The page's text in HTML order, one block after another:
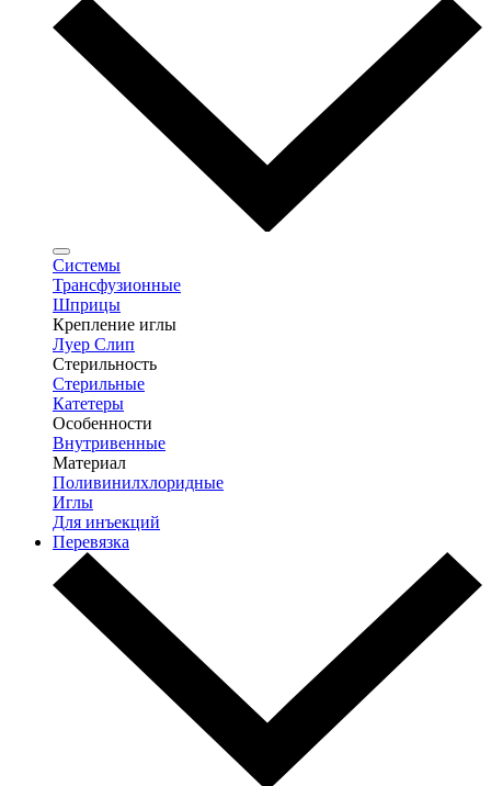
Системы
Трансфузионные
Шприцы
Крепление иглы
Луер Слип
Стерильность
Стерильные
Катетеры
Особенности
Внутривенные
Материал
Поливинилхлоридные
Иглы
Для инъекций
Перевязка